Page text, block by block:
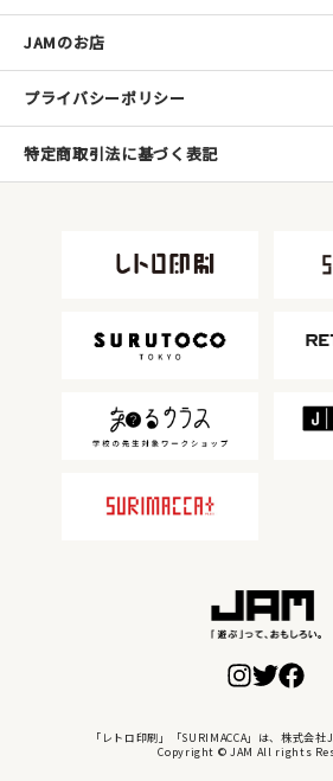
JAMのお店
プライバシーポリシー
特定商取引法に基づく表記
「レトロ印刷」「SURIMACCA」は、株式会社
Copyright © JAM All rights